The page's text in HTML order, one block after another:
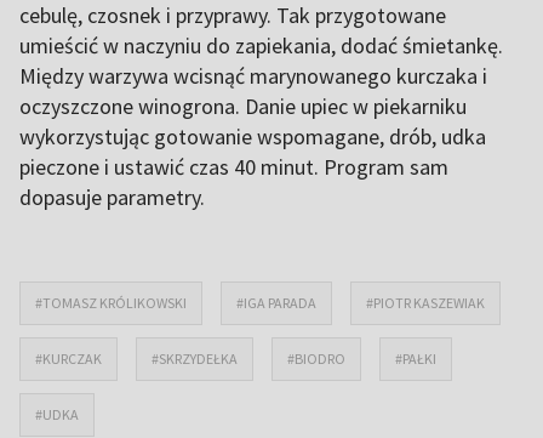
cebulę, czosnek i przyprawy. Tak przygotowane
umieścić w naczyniu do zapiekania, dodać śmietankę.
Między warzywa wcisnąć marynowanego kurczaka i
oczyszczone winogrona. Danie upiec w piekarniku
wykorzystując gotowanie wspomagane, drób, udka
pieczone i ustawić czas 40 minut. Program sam
dopasuje parametry.
#TOMASZ KRÓLIKOWSKI #IGA PARADA #PIOTR KASZEWIAK
#KURCZAK #SKRZYDEŁKA #BIODRO #PAŁKI
#UDKA